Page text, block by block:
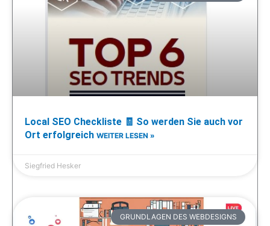
Local SEO Checkliste 🧾 So werden Sie auch vor
Ort erfolgreich WEITER LESEN »
Siegfried Hesker
GRUNDLAGEN DES WEBDESIGNS